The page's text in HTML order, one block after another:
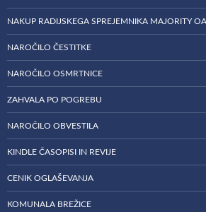
NAKUP RADIJSKEGA SPREJEMNIKA MAJORITY
NAROČILO ČESTITKE
NAROČILO OSMRTNICE
ZAHVALA PO POGREBU
NAROČILO OBVESTILA
KINDLE ČASOPISI IN REVIJE
CENIK OGLAŠEVANJA
KOMUNALA BREŽICE